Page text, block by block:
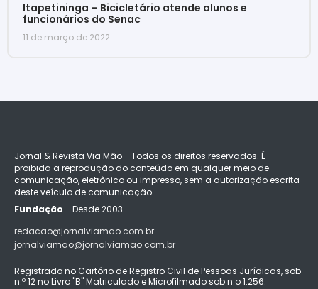
Itapetininga – Bicicletário atende alunos e
funcionários do Senac
11 de março de 2022
Jornal & Revista Via Mão - Todos os direitos reservados. É
proibida a reprodução do conteúdo em qualquer meio de
comunicação, eletrônico ou impresso, sem a autorização escrita
deste veículo de comunicação
Fundação - Desde 2003
redacao@jornalviamao.com.br -
jornalviamao@jornalviamao.com.br
Registrado no Cartório de Registro Civil de Pessoas Jurídicas, sob
n.º 12 no Livro "B" Matriculado e Microfilmado sob n.o 1.256.